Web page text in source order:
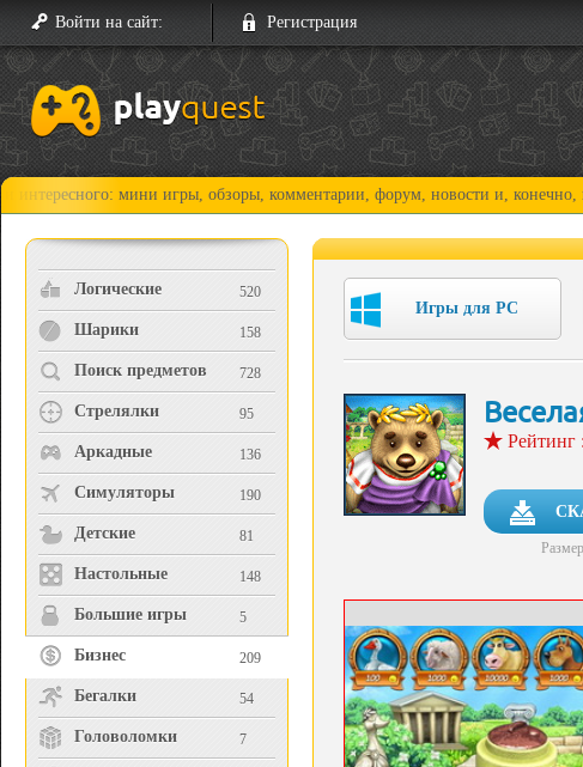
Войти на сайт: Регистрация
мини игры, обзоры, комментарии, форум, новости и, конечно,
Логические 520
Шарики 158
Поиск предметов 728
Стрелялки 95
Аркадные 136
Симуляторы 190
Детские 81
Настольные 148
Большие игры 5
Бизнес 209
Бегалки 54
Головоломки 7
Игры для PC
Рейтинг :